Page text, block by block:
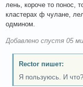
лень, короче то понос,
кластерах ф чулане,
одмином.
Добавлено спустя 05
Rector пишет:
Я пользуюсь. И что?